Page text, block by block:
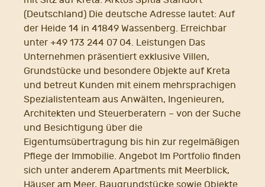
(Deutschland) Die deutsche Adresse lautet: Auf
der Heide 14 in 41849 Wassenberg. Erreichbar
unter +49 173 244 07 04. Leistungen Das
Unternehmen präsentiert exklusive Villen,
Grundstücke und besondere Objekte auf Kreta
und betreut Kunden mit einem mehrsprachigen
Spezialistenteam aus Anwälten, Ingenieuren,
Architekten und Steuerberatern – von der Suche
und Besichtigung über die
Eigentumsübertragung bis hin zur regelmäßigen
Pflege der Immobilie. Angebot Im Portfolio finden
sich unter anderem Apartments mit Meerblick,
Häuser am Meer, Baugrundstücke sowie Objekte